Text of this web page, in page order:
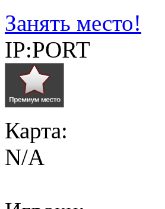
Занять место!
IP:PORT
Карта:
N/A